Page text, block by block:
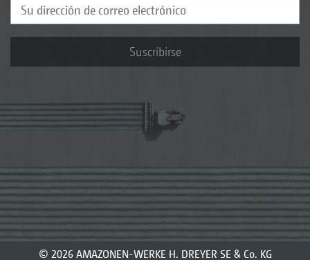
Suscribirse
© 2026 AMAZONEN-WERKE H. DREYER SE & Co. KG